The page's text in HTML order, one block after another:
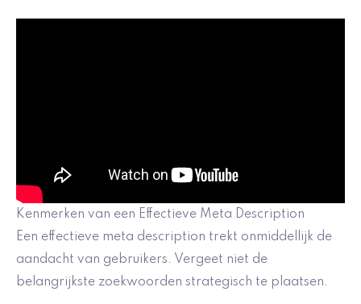
Kenmerken van een Effectieve Meta Description
Een effectieve meta description trekt onmiddellijk de
aandacht van gebruikers. Vergeet niet de
belangrijkste zoekwoorden strategisch te plaatsen.